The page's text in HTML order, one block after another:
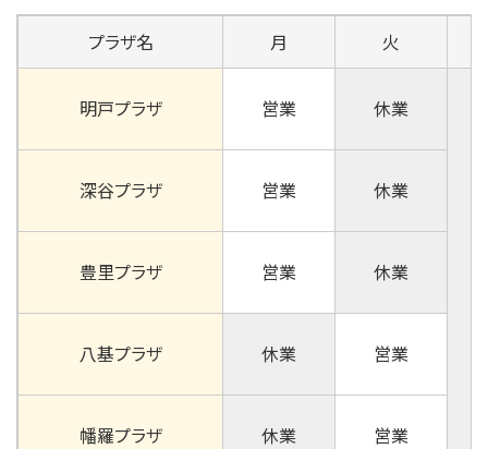
プラザ名 月 火
明戸プラザ 営業 休業
深谷プラザ 営業 休業
豊里プラザ 営業 休業
八基プラザ 休業 営業
幡羅プラザ 休業 営業